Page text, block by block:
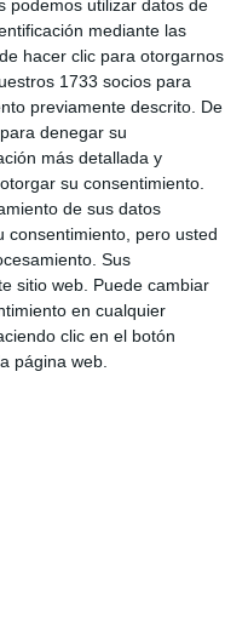
podemos utilizar datos de
mediante las
hacer clic para otorgarnos
1733 socios para
previamente descrito. De
denegar su
más detallada y
su consentimiento.
de sus datos
consentimiento, pero usted
Sus
sitio web. Puede cambiar
en cualquier
clic en el botón
página web.
por las áreas de Sanidad
siguiente enlace:
MIJAS